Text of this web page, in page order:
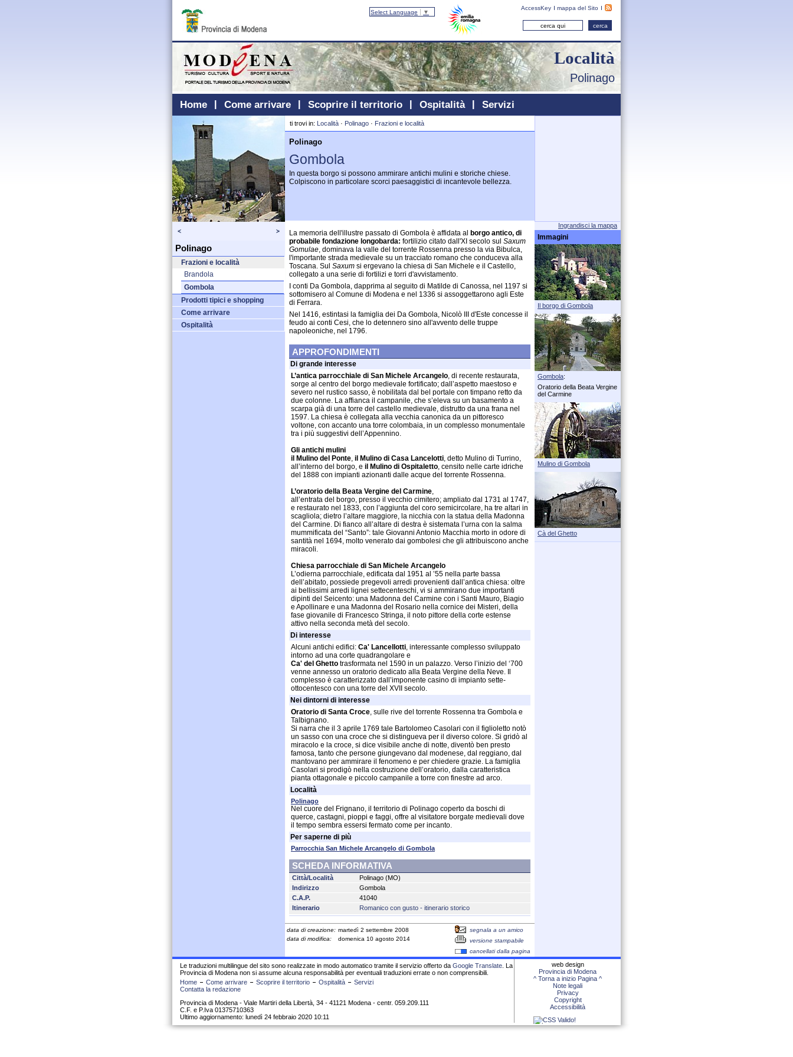
AccessKey mappa del Sito
Select Language ▼
Località
Polinago
Home Come arrivare Scoprire il territorio Ospitalità Servizi
Polinago
Frazioni e località
Brandola
Gombola
Prodotti tipici e shopping
Come arrivare
Ospitalità
Ingrandisci la mappa
Immagini
Il borgo di Gombola
Gombola:
Oratorio della Beata Vergine
del Carmine
Mulino di Gombola
Cà del Ghetto
ti trovi in: Località · Polinago · Frazioni e località
Polinago
Gombola
In questa borgo si possono ammirare antichi mulini e storiche chiese.
Colpiscono in particolare scorci paesaggistici di incantevole bellezza.
La memoria dell'illustre passato di Gombola è affidata al borgo antico, di
probabile fondazione longobarda: fortilizio citato dall'XI secolo sul Saxum
Gomulae, dominava la valle del torrente Rossenna presso la via Bibulca,
l'importante strada medievale su un tracciato romano che conduceva alla
Toscana. Sul Saxum si ergevano la chiesa di San Michele e il Castello,
collegato a una serie di fortilizi e torri d'avvistamento.
I conti Da Gombola, dapprima al seguito di Matilde di Canossa, nel 1197 si
sottomisero al Comune di Modena e nel 1336 si assoggettarono agli Este
di Ferrara.
Nel 1416, estintasi la famiglia dei Da Gombola, Nicolò III d'Este concesse il
feudo ai conti Cesi, che lo detennero sino all'avvento delle truppe
napoleoniche, nel 1796.
APPROFONDIMENTI
Di grande interesse
L’antica parrocchiale di San Michele Arcangelo, di recente restaurata,
sorge al centro del borgo medievale fortificato; dall’aspetto maestoso e
severo nel rustico sasso, è nobilitata dal bel portale con timpano retto da
due colonne. La affianca il campanile, che s’eleva su un basamento a
scarpa già di una torre del castello medievale, distrutto da una frana nel
1597. La chiesa è collegata alla vecchia canonica da un pittoresco
voltone, con accanto una torre colombaia, in un complesso monumentale
tra i più suggestivi dell’Appennino.
Gli antichi mulini
il Mulino del Ponte, il Mulino di Casa Lancelotti, detto Mulino di Turrino,
all’interno del borgo, e il Mulino di Ospitaletto, censito nelle carte idriche
del 1888 con impianti azionanti dalle acque del torrente Rossenna.
L’oratorio della Beata Vergine del Carmine,
all’entrata del borgo, presso il vecchio cimitero; ampliato dal 1731 al 1747,
e restaurato nel 1833, con l’aggiunta del coro semicircolare, ha tre altari in
scagliola; dietro l’altare maggiore, la nicchia con la statua della Madonna
del Carmine. Di fianco all’altare di destra è sistemata l’urna con la salma
mummificata del “Santo”: tale Giovanni Antonio Macchia morto in odore di
santità nel 1694, molto venerato dai gombolesi che gli attribuiscono anche
miracoli.
Chiesa parrocchiale di San Michele Arcangelo
L’odierna parrocchiale, edificata dal 1951 al ’55 nella parte bassa
dell’abitato, possiede pregevoli arredi provenienti dall’antica chiesa: oltre
ai bellissimi arredi lignei settecenteschi, vi si ammirano due importanti
dipinti del Seicento: una Madonna del Carmine con i Santi Mauro, Biagio
e Apollinare e una Madonna del Rosario nella cornice dei Misteri, della
fase giovanile di Francesco Stringa, il noto pittore della corte estense
attivo nella seconda metà del secolo.
Di interesse
Alcuni antichi edifici: Ca' Lancellotti, interessante complesso sviluppato
intorno ad una corte quadrangolare e
Ca' del Ghetto trasformata nel 1590 in un palazzo. Verso l’inizio del ‘700
venne annesso un oratorio dedicato alla Beata Vergine della Neve. Il
complesso è caratterizzato dall’imponente casino di impianto sette-
ottocentesco con una torre del XVII secolo.
Nei dintorni di interesse
Oratorio di Santa Croce, sulle rive del torrente Rossenna tra Gombola e
Talbignano.
Si narra che il 3 aprile 1769 tale Bartolomeo Casolari con il figlioletto notò
un sasso con una croce che si distingueva per il diverso colore. Si gridò al
miracolo e la croce, si dice visibile anche di notte, diventò ben presto
famosa, tanto che persone giungevano dal modenese, dal reggiano, dal
mantovano per ammirare il fenomeno e per chiedere grazie. La famiglia
Casolari si prodigò nella costruzione dell’oratorio, dalla caratteristica
pianta ottagonale e piccolo campanile a torre con finestre ad arco.
Località
Polinago
Nel cuore del Frignano, il territorio di Polinago coperto da boschi di
querce, castagni, pioppi e faggi, offre al visitatore borgate medievali dove
il tempo sembra essersi fermato come per incanto.
Per saperne di più
Parrocchia San Michele Arcangelo di Gombola
SCHEDA INFORMATIVA
Città/Località
Polinago (MO)
Indirizzo
Gombola
C.A.P.
41040
Itinerario
Romanico con gusto - itinerario storico
data di creazione: martedì 2 settembre 2008
data di modifica:
domenica 10 agosto 2014
segnala a un amico
versione stampabile
cancellati dalla pagina
web design
Provincia di Modena
^ Torna a inizio Pagina ^
Note legali
Privacy
Copyright
Accessibilità
Le traduzioni multilingue del sito sono realizzate in modo automatico tramite il servizio offerto da Google Translate. La
Provincia di Modena non si assume alcuna responsabilità per eventuali traduzioni errate o non comprensibili.
Home
Come arrivare Scoprire il territorio Ospitalità
Servizi
Contatta la redazione
Provincia di Modena - Viale Martiri della Libertà, 34 - 41121 Modena - centr. 059.209.111
C.F. e P.Iva 01375710363
Ultimo aggiornamento: lunedì 24 febbraio 2020 10:11